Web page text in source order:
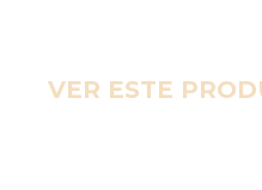
VER ESTE